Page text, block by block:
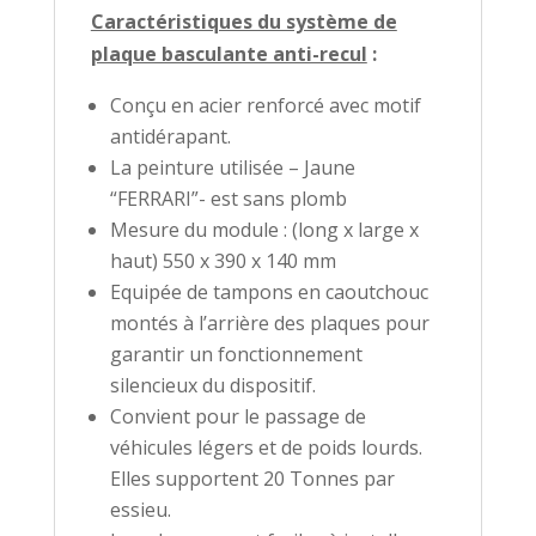
Caractéristiques du système de
plaque basculante anti-recul :
Conçu en acier renforcé avec motif
antidérapant.
La peinture utilisée – Jaune
“FERRARI”- est sans plomb
Mesure du module : (long x large x
haut) 550 x 390 x 140 mm
Equipée de tampons en caoutchouc
montés à l’arrière des plaques pour
garantir un fonctionnement
silencieux du dispositif.
Convient pour le passage de
véhicules légers et de poids lourds.
Elles supportent 20 Tonnes par
essieu.